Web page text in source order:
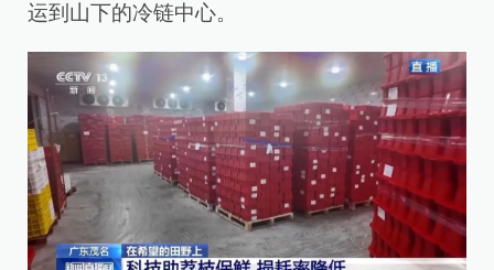
运到山下的冷链中心。